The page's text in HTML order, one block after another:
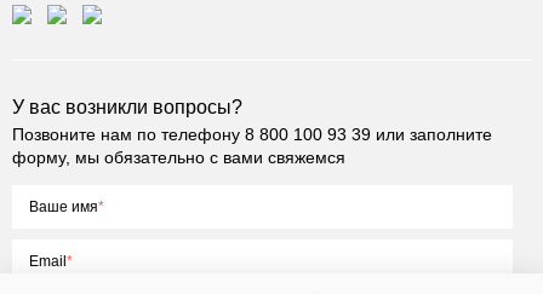
У вас возникли вопросы?
Позвоните нам по телефону 8 800 100 93 39 или заполните
форму, мы обязательно с вами свяжемся
Ваше имя
Email